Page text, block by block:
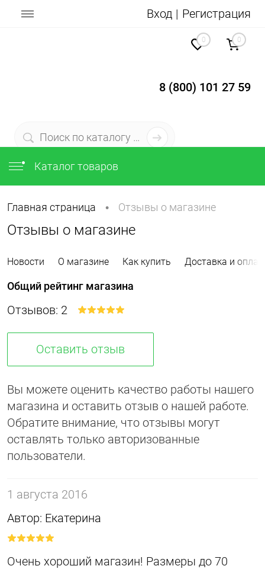
Вход Регистрация
8 (800) 101 27 59
0 0
Каталог товаров
Главная страница • Отзывы о магазине
Отзывы о магазине
Новости О магазине Как купить Доставка и
Общий рейтинг магазина
Отзывов: 2
Оставить отзыв
Вы можете оценить качество работы нашего
магазина и оставить отзыв о нашей работе.
Обратите внимание, что отзывы могут
оставлять только авторизованные
пользователи.
1 августа 2016
Автор: Екатерина
Очень хороший магазин! Размеры до 70